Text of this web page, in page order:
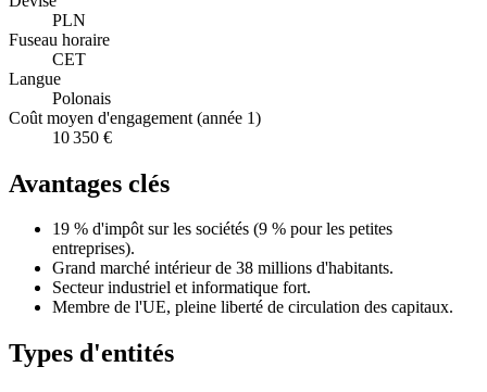
PLN
Fuseau horaire
CET
Langue
Polonais
Coût moyen d'engagement (année 1)
10 350 €
Avantages clés
19 % d'impôt sur les sociétés (9 % pour les petites
entreprises).
Grand marché intérieur de 38 millions d'habitants.
Secteur industriel et informatique fort.
Membre de l'UE, pleine liberté de circulation des capitaux.
Types d'entités